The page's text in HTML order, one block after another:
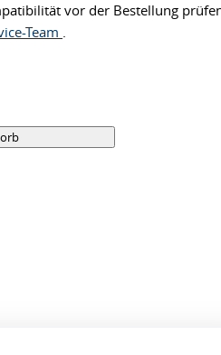
vor der Bestellung
Team .